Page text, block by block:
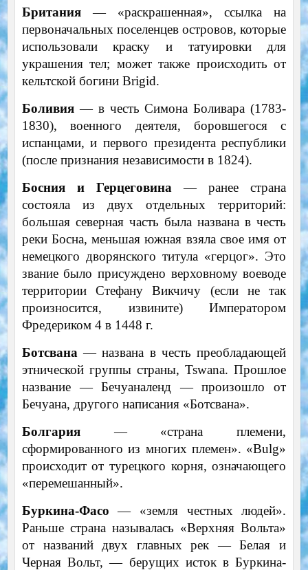
Британия— «раскрашенная», ссылка на
первоначальных поселенцев островов, которые
использовали краску и татуировки для
украшения тел; может также происходить от
кельтской богини Brigid.
Боливия— в честь Симона Боливара (1783-
1830), военного деятеля, боровшегося с
испанцами, и первого президента республики
(после признания независимости в 1824).
Босния и Герцеговина — ранее страна
состояла из двух отдельных территорий:
большая северная часть была названа в честь
реки Босна, меньшая южная взяла свое имя от
немецкого дворянского титула «герцог». Это
звание было присуждено верховному воеводе
территории Стефану Викчичу (если не так
произносится, извините) Императором
Фредериком 4 в 1448 г.
Ботсвана — названа в честь преобладающей
этнической группы страны, Tswana. Прошлое
название — Бечуаналенд — произошло от
Бечуана, другого написания «Ботсвана».
Болгария— «страна племени,
сформированного из многих племен». «Bulg»
происходит от турецкого корня, означающего
«перемешанный».
Буркина-Фасо — «земля честных людей».
Раньше страна называлась «Верхняя Вольта»
от названий двух главных рек — Белая и
Черная Вольт, — берущих исток в Буркина-